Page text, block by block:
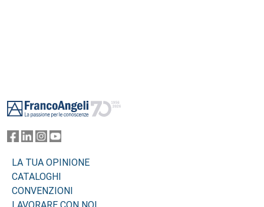
LA TUA OPINIONE
CATALOGHI
CONVENZIONI